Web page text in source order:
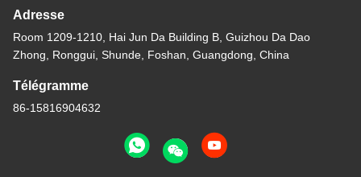
Adresse
Room 1209-1210, Hai Jun Da Building B, Guizhou Da Dao
Zhong, Ronggui, Shunde, Foshan, Guangdong, China
Télégramme
86-15816904632